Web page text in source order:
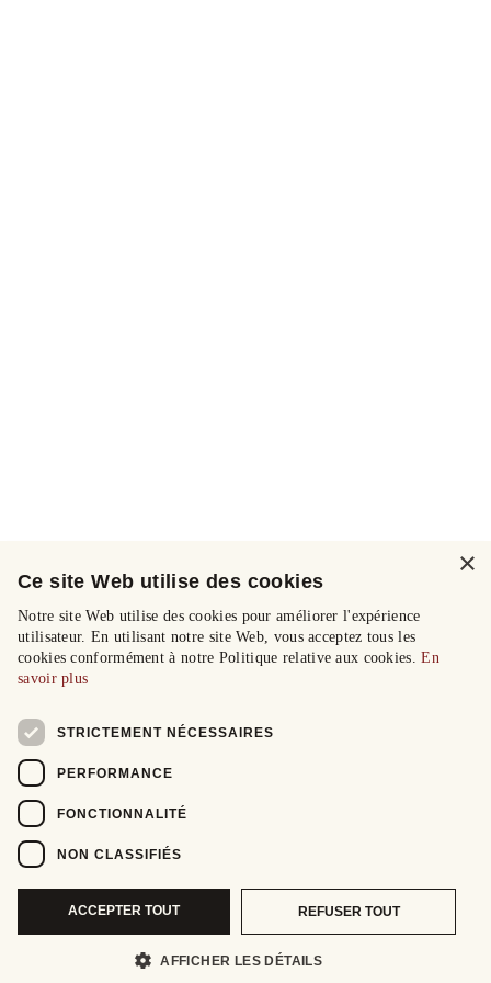
×
Ce site Web utilise des cookies
Notre site Web utilise des cookies pour améliorer l'expérience
utilisateur. En utilisant notre site Web, vous acceptez tous les
cookies conformément à notre Politique relative aux cookies.En
savoir plus
STRICTEMENT NÉCESSAIRES
PERFORMANCE
FONCTIONNALITÉ
NON CLASSIFIÉS
ACCEPTER TOUT REFUSER TOUT
AFFICHER LES DÉTAILS